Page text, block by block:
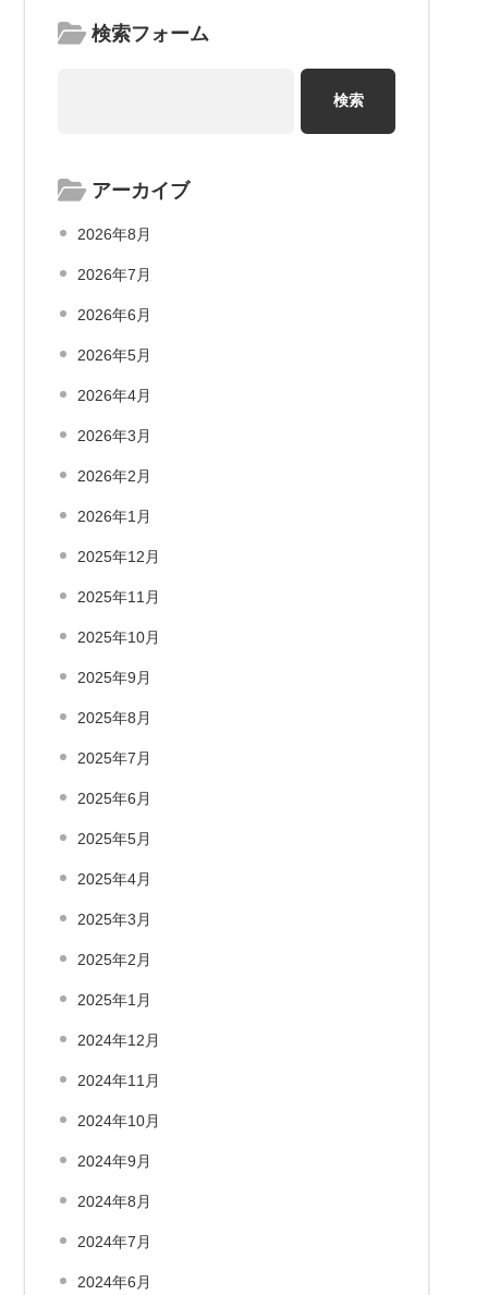
検索フォーム
アーカイブ
2026年8月
2026年7月
2026年6月
2026年5月
2026年4月
2026年3月
2026年2月
2026年1月
2025年12月
2025年11月
2025年10月
2025年9月
2025年8月
2025年7月
2025年6月
2025年5月
2025年4月
2025年3月
2025年2月
2025年1月
2024年12月
2024年11月
2024年10月
2024年9月
2024年8月
2024年7月
2024年6月